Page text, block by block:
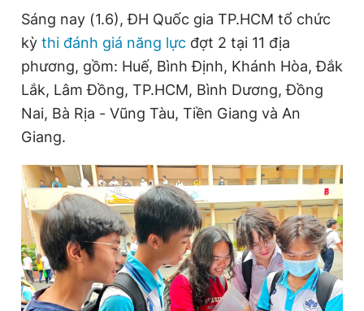
Theo dõi báo trên
Hotline
0906 645 777
Liên hệ quảng cáo
0908 780 404
Đặt báo Quảng cáo RSS Tòa soạn Chính sách bảo
Phó tổng biên tập thường trực: Hải Thành
Phó tổng biên tập: Lâm Hiếu Dũng
Phó tổng biên tập: Trần Việt Hưng
Tổng thư ký tòa soạn: Đức Trung
Giấy phép xuất bản số 110/GP - BTTTT cấp ngày 24.3.2020
© 2003-2026 Bản quyền thuộc về Báo Thanh Niên. Cấm sao
chép dưới mọi hình thức nếu không có sự chấp thuận bằng văn
bản. Phát triển bởi ePi Technologies, JSC.
Sáng nay (1.6), ĐH Quốc gia TP.HCM tổ chức
kỳ thi đánh giá năng lực đợt 2 tại 11 địa
phương, gồm: Huế, Bình Định, Khánh Hòa, Đắk
Lắk, Lâm Đồng, TP.HCM, Bình Dương, Đồng
Nai, Bà Rịa - Vũng Tàu, Tiền Giang và An
Giang.